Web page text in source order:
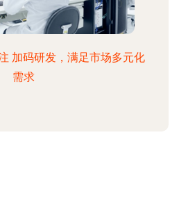
加码研发，满足市场多元化
需求